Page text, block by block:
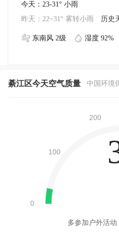
今天：23-31° 小雨
昨天：22~31° 雾转小雨
历史
东南风 2级 湿度 92%
綦江区今天空气质量 中国环境
多参加户外活动